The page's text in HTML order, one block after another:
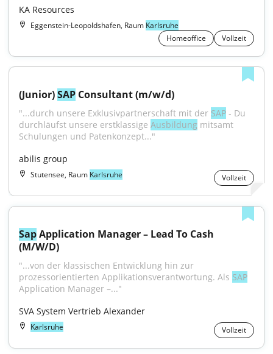
KA Resources
Eggenstein-Leopoldshafen, Raum Karlsruhe
Homeoffice
Vollzeit
(Junior) SAP Consultant (m/w/d)
"...durch unsere Exklusivpartnerschaft mit der SAP - Du
durchläufst unsere erstklassige Ausbildung mitsamt
Schulungen und Patenkonzept..."
abilis group
Stutensee, Raum Karlsruhe Vollzeit
Sap Application Manager – Lead To Cash
(M/W/D)
"...von der klassischen Entwicklung hin zur
prozessorientierten Applikationsverantwortung. Als SAP
Application Manager –..."
SVA System Vertrieb Alexander
Karlsruhe Vollzeit